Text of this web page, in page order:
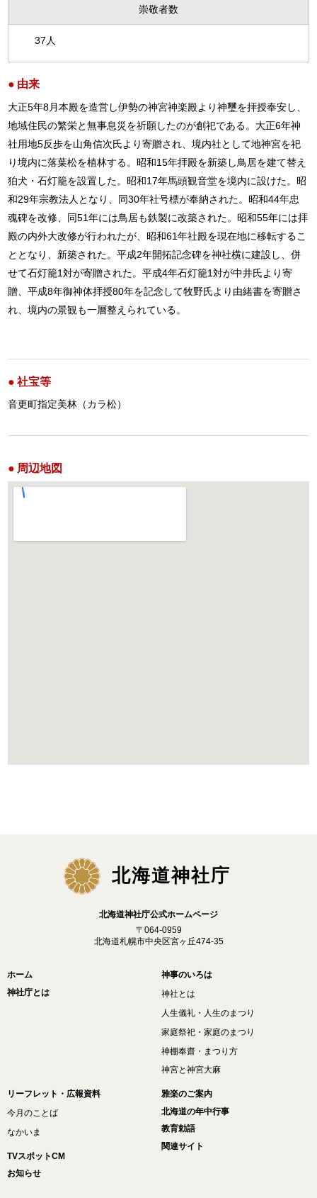
崇敬者数
37人
由来
大正5年8月本殿を造営し伊勢の神宮神楽殿より神璽を拝授奉安し、
地域住民の繁栄と無事息災を祈願したのが創祀である。大正6年神
社用地5反歩を山角信次氏より寄贈され、境内社として地神宮を祀
り境内に落葉松を植林する。昭和15年拝殿を新築し鳥居を建て替え
狛犬・石灯籠を設置した。昭和17年馬頭観音堂を境内に設けた。昭
和29年宗教法人となり、同30年社号標が奉納された。昭和44年忠
魂碑を改修、同51年には鳥居も鉄製に改築された。昭和55年には拝
殿の内外大改修が行われたが、昭和61年社殿を現在地に移転するこ
ととなり、新築された。平成2年開拓記念碑を神社横に建設し、併
せて石灯籠1対が寄贈された。平成4年石灯籠1対が中井氏より寄
贈、平成8年御神体拝授80年を記念して牧野氏より由緒書を寄贈さ
れ、境内の景観も一層整えられている。
社宝等
音更町指定美林（カラ松）
周辺地図
北海道神社庁
北海道神社庁公式ホームページ
〒064-0959
北海道札幌市中央区宮ヶ丘474-35
ホーム
神社庁とは
神事のいろは
神社とは
人生儀礼・人生のまつり
家庭祭祀・家庭のまつり
神棚奉齋・まつり方
神宮と神宮大麻
リーフレット・広報資料
今月のことば
なかいま
TVスポットCM
雅楽のご案内
北海道の年中行事
教育勅語
関連サイト
お知らせ